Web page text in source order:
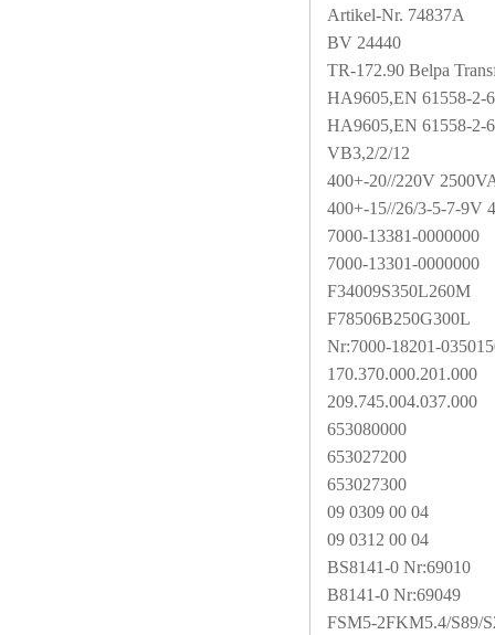
Artikel-Nr. 74837A
BV 24440
TR-172.90 Belpa
HA9605,EN 61558-2-
HA9605,EN 61558-2-
VB3,2/2/12
400+-20//220V
400+-15//26/3-5-7-9V
7000-13381-0000000
7000-13301-0000000
F34009S350L260M
F78506B250G300L
Nr:7000-18201-
170.370.000.201.000
209.745.004.037.000
653080000
653027200
653027300
09 0309 00 04
09 0312 00 04
BS8141-0 Nr:69010
B8141-0 Nr:69049
FSM5-2FKM5.4/S89/